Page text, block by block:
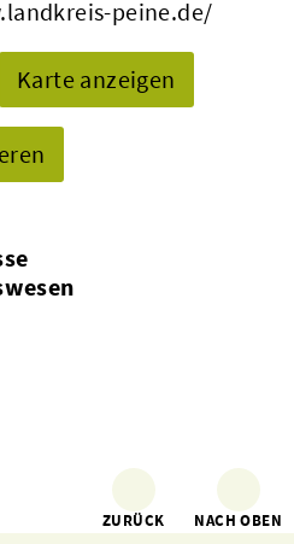
peine.de/
Karte anzeigen
ZURÜCK NACH OBEN